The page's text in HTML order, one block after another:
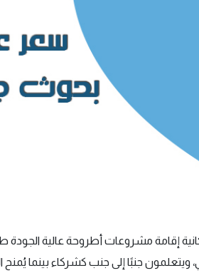
إقامة مشروعات أطروحة عالية الجودة
ويتعلمون جنبًا إلى جنب كشركاء بينما